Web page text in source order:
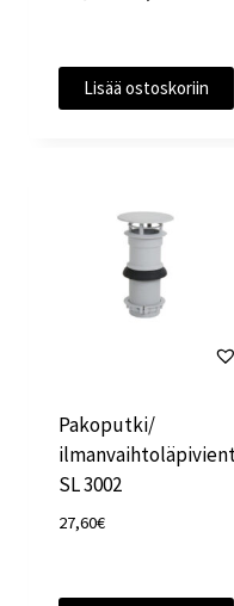
192,30€. 184,00€.
Lisää ostoskoriin
Pakoputki/
SL 3002
27,60€